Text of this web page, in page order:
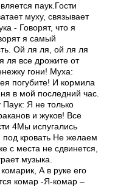
паук.Гости
муху, связывает
- Говорят, что я
я самый
Ой ля ля, ой ля ля
ля все дрожите от
гони! Муха:
погубите! И кормила
в мой последний час.
Паук: Я не только
и жуков! Все
4Мы испугались
кровать Не желаем
с места не сдвинется,
музыка.
А в руке его
комар -Я-комар –